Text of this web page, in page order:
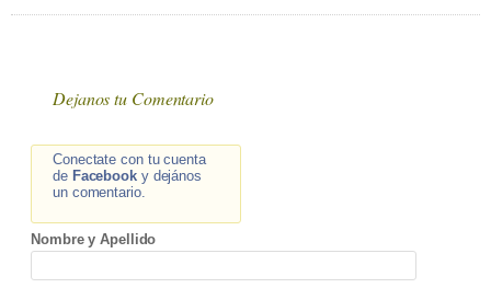
Dejanos tu Comentario
Conectate con tu cuenta
de Facebooky dejános
un comentario.
Nombre y Apellido